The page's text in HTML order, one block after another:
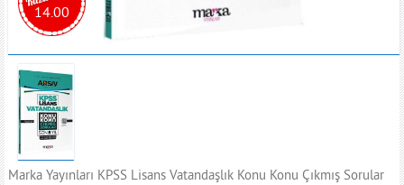
14.00
Marka Yayınları KPSS Lisans Vatandaşlık Konu Konu Çıkmış Sorular